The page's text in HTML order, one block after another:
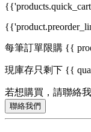
每筆訂單限購 {{
現庫存只剩下 {{
若想購買，請聯絡我
聯絡我們